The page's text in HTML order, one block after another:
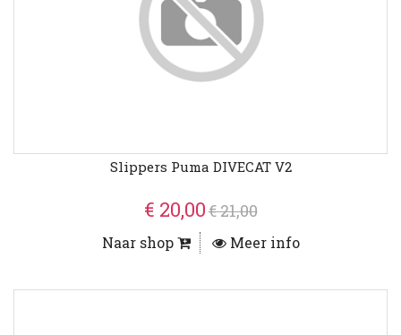
Slippers Puma DIVECAT V2
€ 20,00€ 21,00
Naar shop Meer info